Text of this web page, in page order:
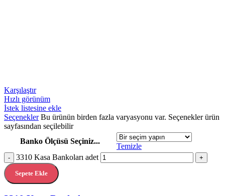
Karşılaştır
Hızlı görünüm
İstek listesine ekle
Seçenekler Bu ürünün birden fazla varyasyonu var. Seçenekler ürün
sayfasından seçilebilir
Banko Ölçüsü Seçiniz...
Temizle
- 3310 Kasa Bankoları adet +
Sepete Ekle